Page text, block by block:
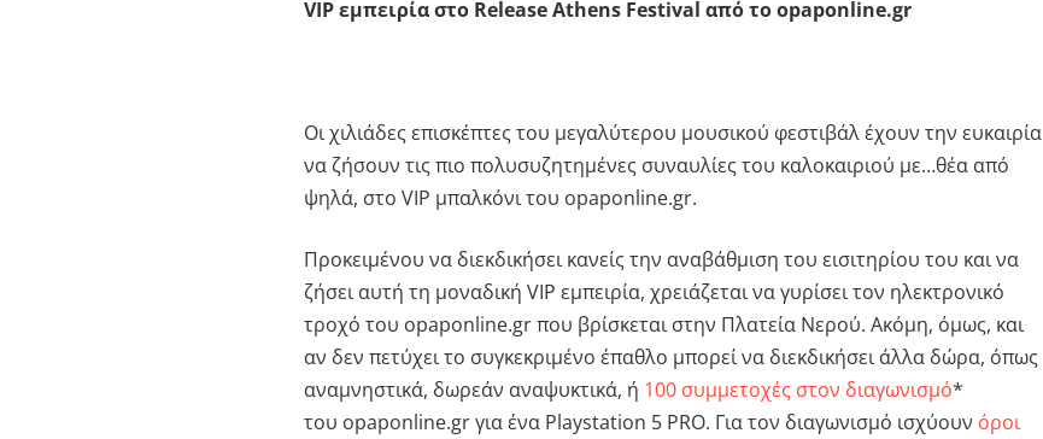
VIPεμπειρίαστο Release Athens Festival απότοopaponline.gr
Οι χιλιάδες επισκέπτες του μεγαλύτερου μουσικού φεστιβάλ έχουν την ευκαιρία
να ζήσουν τις πιο πολυσυζητημένες συναυλίες του καλοκαιριού με…θέα από
ψηλά, στο VIP μπαλκόνι του opaponline.gr.
Προκειμένου να διεκδικήσει κανείς την αναβάθμιση του εισιτηρίου του και να
ζήσει αυτή τη μοναδική VIP εμπειρία, χρειάζεται να γυρίσει τον ηλεκτρονικό
τροχό του opaponline.grπου βρίσκεται στην Πλατεία Νερού. Ακόμη, όμως, και
αν δεν πετύχει το συγκεκριμένο έπαθλο μπορεί να διεκδικήσει άλλα δώρα, όπως
αναμνηστικά, δωρεάν αναψυκτικά, ή 100 συμμετοχές στον διαγωνισμό*
του opaponline.grγια ένα Playstation 5 PRO. Για τον διαγωνισμό ισχύουν όροι